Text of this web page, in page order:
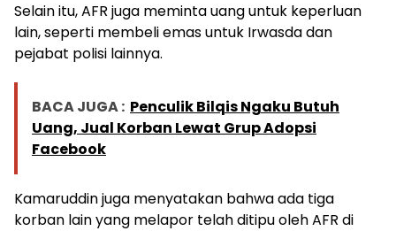
Selain itu, AFR juga meminta uang untuk keperluan
lain, seperti membeli emas untuk Irwasda dan
pejabat polisi lainnya.
BACA JUGA : Penculik Bilqis Ngaku Butuh
Uang, Jual Korban Lewat Grup Adopsi
Facebook
Kamaruddin juga menyatakan bahwa ada tiga
korban lain yang melapor telah ditipu oleh AFR di